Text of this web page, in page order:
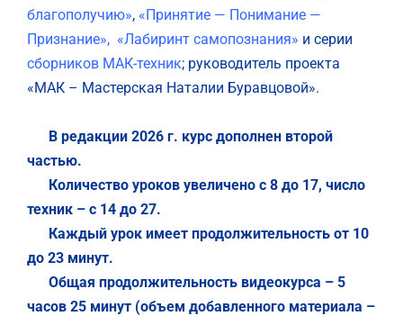
благополучию», «Принятие — Понимание —
Признание», «Лабиринт самопознания» и серии
сборников МАК-техник; руководитель проекта
«МАК – Мастерская Наталии Буравцовой».
В редакции 2026 г. курс дополнен второй
частью.
Количество уроков увеличено с 8 до 17, число
техник – с 14 до 27.
Каждый урок имеет продолжительность от 10
до 23 минут.
Общая продолжительность видеокурса – 5
часов 25 минут (объем добавленного материала –